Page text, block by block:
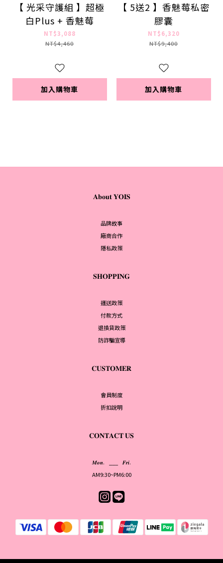
【 光采守護組 】超極
白Plus + 香魅莓
NT$3,088
NT$4,460
加入購物車
【 5送2 】香魅莓私密
膠囊
NT$6,320
NT$9,400
加入購物車
𝐀𝐛𝐨𝐮𝐭 𝐘𝐎𝐈𝐒
品牌故事
廠商合作
隱私政策
𝐒𝐇𝐎𝐏𝐏𝐈𝐍𝐆
運送政策
付款方式
退換貨政策
防詐騙宣導
𝐂𝐔𝐒𝐓𝐎𝐌𝐄𝐑
會員制度
折扣說明
𝐂𝐎𝐍𝐓𝐀𝐂𝐓 𝐔𝐒
𝑴𝒐𝒏. ___ 𝑭𝒓𝒊.
AM9:30~PM6:00